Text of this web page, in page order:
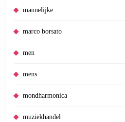
mannelijke
marco borsato
men
mens
mondharmonica
muziekhandel